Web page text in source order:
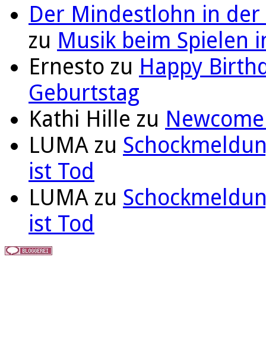
Der Mindestlohn in der
zu Musik beim Spielen
Ernesto zu Happy
Geburtstag
Kathi Hille zu
LUMA zu
ist Tod
LUMA zu
ist Tod